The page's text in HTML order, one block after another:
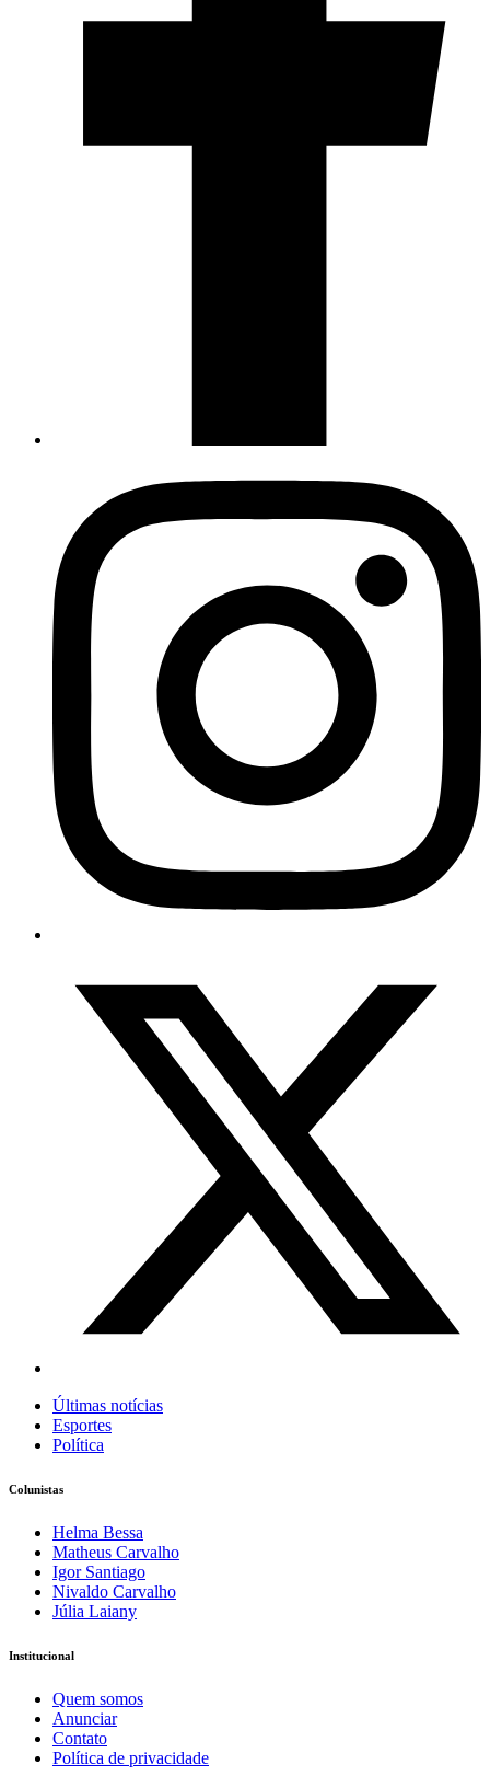
Últimas notícias
Esportes
Política
Colunistas
Helma Bessa
Matheus Carvalho
Igor Santiago
Nivaldo Carvalho
Júlia Laiany
Institucional
Quem somos
Anunciar
Contato
Política de privacidade